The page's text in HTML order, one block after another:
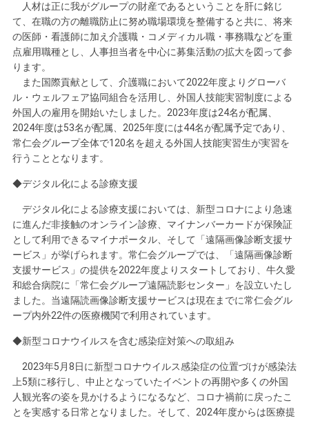
人材は正に我がグループの財産であるということを肝に銘じ
て、在職の方の離職防止に努め職場環境を整備すると共に、将来
の医師・看護師に加え介護職・コメディカル職・事務職などを重
点雇用職種とし、人事担当者を中心に募集活動の拡大を図って参
ります。
また国際貢献として、介護職において2022年度よりグローバ
ル・ウェルフェア協同組合を活用し、外国人技能実習制度による
外国人の雇用を開始いたしました。2023年度は24名が配属、
2024年度は53名が配属、2025年度には44名が配属予定であり、
常仁会グループ全体で120名を超える外国人技能実習生が実習を
行うこととなります。
◆デジタル化による診療支援
デジタル化による診療支援においては、新型コロナにより急速
に進んだ非接触のオンライン診療、マイナンバーカードが保険証
として利用できるマイナポータル、そして「遠隔画像診断支援サ
ービス」が挙げられます。常仁会グループでは、「遠隔画像診断
支援サービス」の提供を2022年度よりスタートしており、牛久愛
和総合病院に「常仁会グループ遠隔読影センター」を設立いたし
ました。当遠隔読画像診断支援サービスは現在までに常仁会グル
ープ内外22件の医療機関で利用されています。
◆新型コロナウイルスを含む感染症対策への取組み
2023年5月8日に新型コロナウイルス感染症の位置づけが感染法
上5類に移行し、中止となっていたイベントの再開や多くの外国
人観光客の姿を見かけるようになるなど、コロナ禍前に戻ったこ
とを実感する日常となりました。そして、2024年度からは医療提